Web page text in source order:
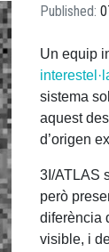
Published
Un equip
sistema
aquest
d’origen
3I/ATLAS
però
diferència
visible, i